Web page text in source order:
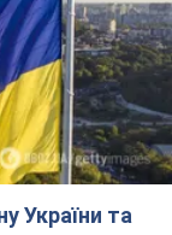
України та